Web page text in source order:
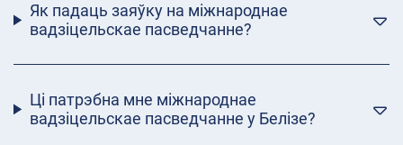
Як падаць заяўку на міжнароднае
вадзіцельскае пасведчанне?
Ці патрэбна мне міжнароднае
вадзіцельскае пасведчанне у Белізе?